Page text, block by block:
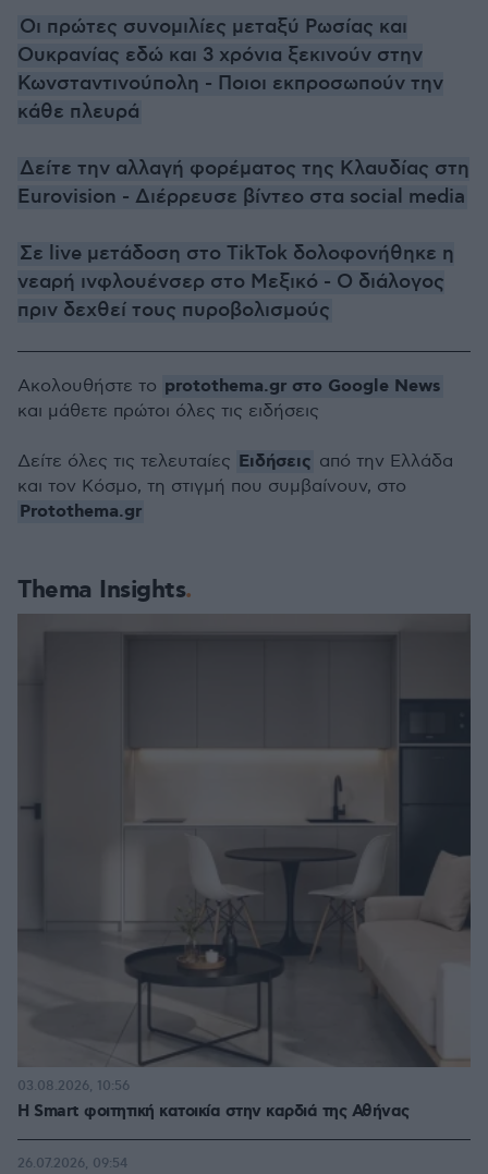
Οι πρώτες συνομιλίες μεταξύ Ρωσίας και
Ουκρανίας εδώ και 3 χρόνια ξεκινούν στην
Κωνσταντινούπολη - Ποιοι εκπροσωπούν την
κάθε πλευρά
Δείτε την αλλαγή φορέματος της Κλαυδίας στη
Eurovision - Διέρρευσε βίντεο στα social media
Σε live μετάδοση στο TikTok δολοφονήθηκε η
νεαρή ινφλουένσερ στο Μεξικό - Ο διάλογος
πριν δεχθεί τους πυροβολισμούς
Thema Insights
Η Smart φοιτητική κατοικία στην καρδιά της Αθήνας
03.08.2026, 10:56
26.07.2026, 09:54
Ακολουθήστε το protothema.gr στο Google News
και μάθετε πρώτοι όλες τις ειδήσεις
Δείτε όλες τις τελευταίες Ειδήσεις από την Ελλάδα
και τον Κόσμο, τη στιγμή που συμβαίνουν, στο
Protothema.gr